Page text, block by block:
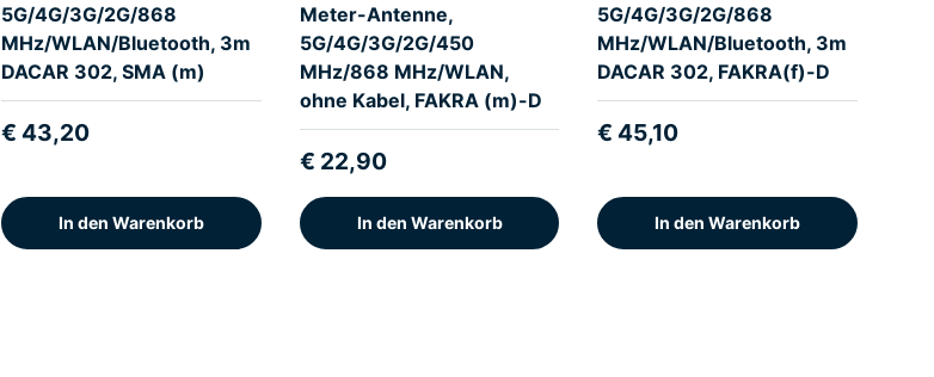
5G/4G/3G/2G/868
MHz/WLAN/Bluetooth, 3m
DACAR 302, SMA (m)
€ 43,20
In den Warenkorb
Meter-Antenne,
5G/4G/3G/2G/450
MHz/868 MHz/WLAN,
ohne Kabel, FAKRA (m)-D
€ 22,90
In den Warenkorb
5G/4G/3G/2G/868
MHz/WLAN/Bluetooth, 3m
DACAR 302, FAKRA(f)-D
€ 45,10
In den Warenkorb